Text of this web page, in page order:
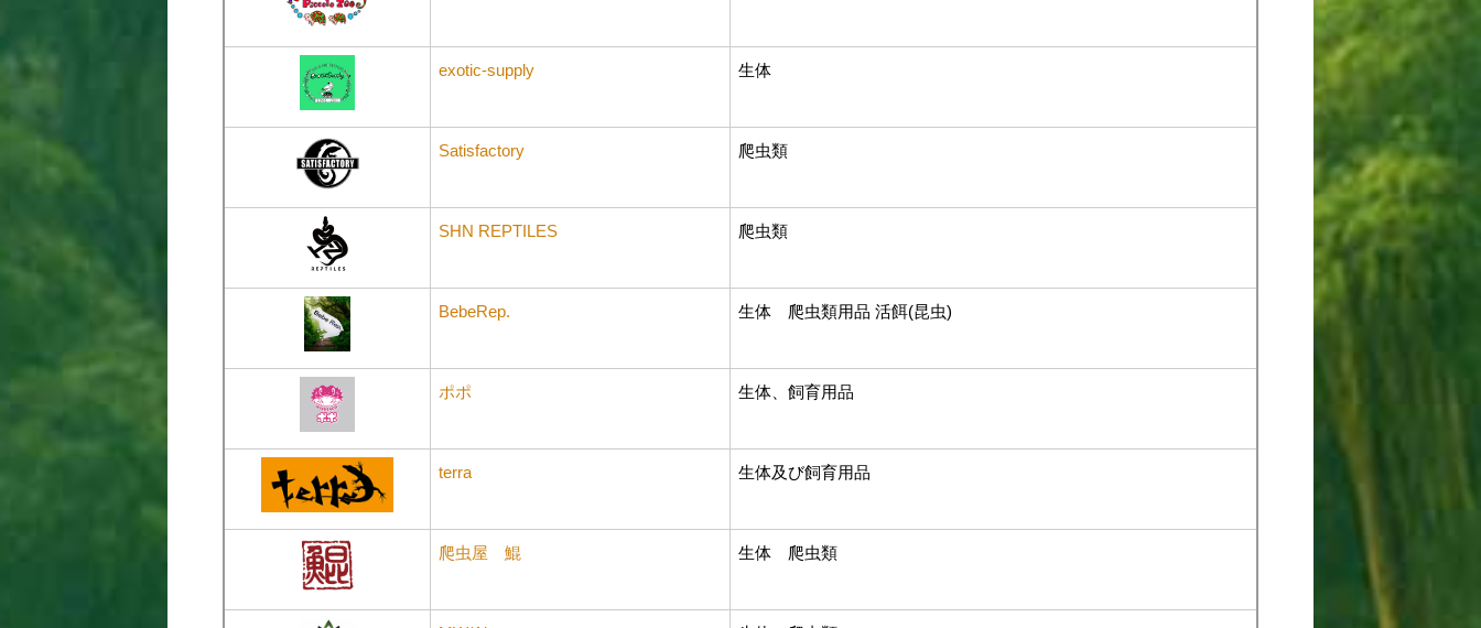
exotic-supply 生体
Satisfactory 爬虫類
SHN REPTILES 爬虫類
BebeRep. 生体 爬虫類用品 活餌(昆虫)
ポポ 生体、飼育用品
terra 生体及び飼育用品
爬虫屋 鯤 生体 爬虫類